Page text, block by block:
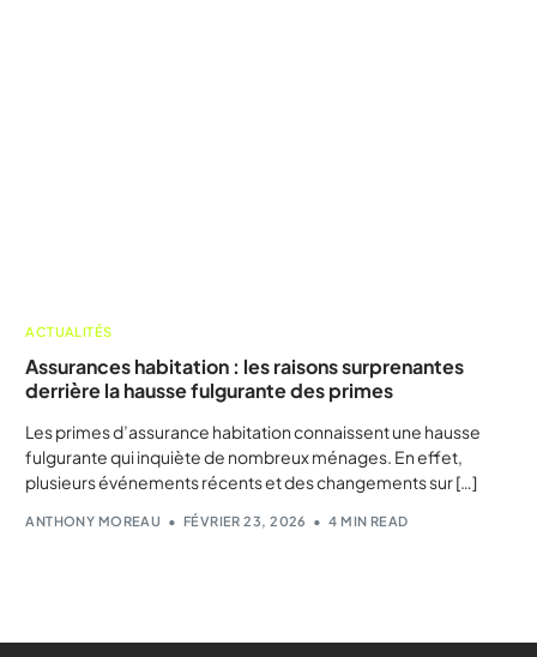
ACTUALITÉS
Assurances habitation : les raisons surprenantes
derrière la hausse fulgurante des primes
Les primes d’assurance habitation connaissent une hausse
fulgurante qui inquiète de nombreux ménages. En effet,
plusieurs événements récents et des changements sur […]
ANTHONY MOREAU FÉVRIER 23, 2026 4 MIN READ